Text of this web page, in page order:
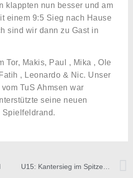
klappten nun besser und am
einem 9:5 Sieg nach Hause
sind wir dann zu Gast in
Tor, Makis, Paul , Mika , Ole
, Leonardo & Nic. Unser
TuS Ahmsen war
seine neuen
Spielfeldrand.